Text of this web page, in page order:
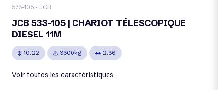
533-105 - JCB
JCB 533-105 | CHARIOT TÉLESCOPIQUE
DIESEL 11M
10.22 3300kg 2.36
Voir toutes les caractéristiques